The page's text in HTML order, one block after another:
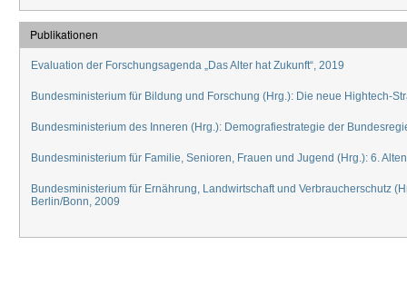
Publikationen
Evaluation der Forschungsagenda „Das Alter hat Zukunft“, 2019
Bundesministerium für Bildung und Forschung (Hrg.): Die neue Hightech-
Bundesministerium des Inneren (Hrg.): Demografiestrategie der
Bundesministerium für Familie, Senioren, Frauen und Jugend (Hrg.): 6.
Bundesministerium für Ernährung, Landwirtschaft und Verbraucherschutz
Berlin/Bonn, 2009